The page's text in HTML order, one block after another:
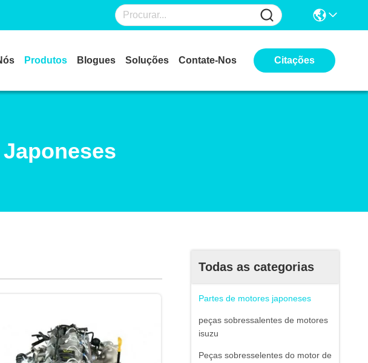
Produtos Blogues Soluções Contate-Nos Citações
Todas as categorias
Partes de motores japoneses
peças sobressalentes de motores
isuzu
Peças sobresselentes do motor de